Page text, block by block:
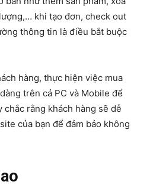
khi tạo đơn, check out
thông tin là điều bắt buộc
hàng, thực hiện việc mua
trên cả PC và Mobile để
chắc rằng khách hàng sẽ dễ
của bạn để đảm bảo không